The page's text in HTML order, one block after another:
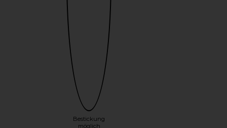
Bestickung
möglich